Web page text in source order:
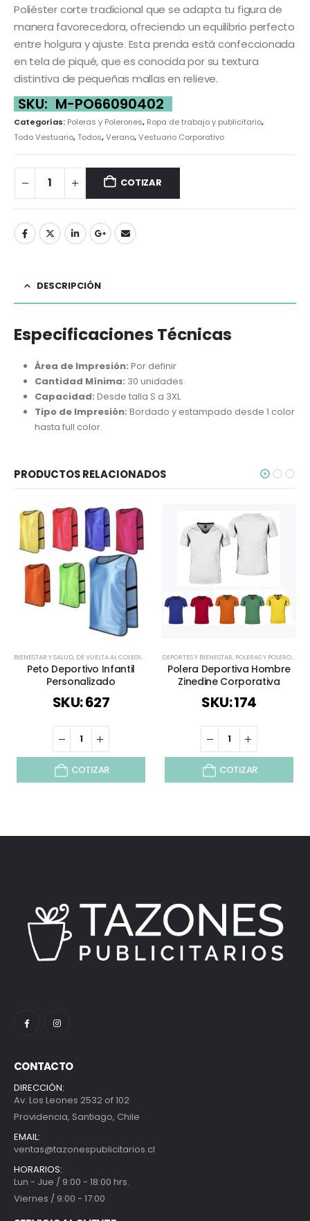
Poliéster corte tradicional que se adapta tu figura de
manera favorecedora, ofreciendo un equilibrio perfecto
entre holgura y ajuste. Esta prenda está confeccionada
en tela de piqué, que es conocida por su textura
distintiva de pequeñas mallas en relieve.
SKU: M-PO66090402
Categorías: Poleras y Polerones, Ropa de trabajo y publicitario,
Todo Vestuario,Todos,Verano,Vestuario Corporativo
COTIZAR
DESCRIPCIÓN
Especificaciones Técnicas
Área de Impresión: Por definir
Cantidad Mínima: 30 unidades.
Capacidad: Desde talla S a 3XL
Tipo de Impresión: Bordado y estampado desde 1 color
hasta full color.
PRODUCTOS RELACIONADOS
BIENESTAR Y SALUD, DE VUELTA AL COLEGIO DEPORTES Y BIENESTAR,INFANTIL Y JUVENIL,
Peto Deportivo Infantil
Personalizado
SKU: 627
COTIZAR
DEPORTES Y BIENESTAR, POLERAS Y POLERONES
Polera Deportiva Hombre
Zinedine Corporativa
SKU: 174
COTIZAR
CONTACTO
DIRECCIÓN:
Av. Los Leones 2532 of 102
Providencia, Santiago, Chile
EMAIL:
ventas@tazonespublicitarios.cl
HORARIOS:
Lun - Jue / 9:00 - 18:00 hrs.
Viernes / 9:00 - 17:00